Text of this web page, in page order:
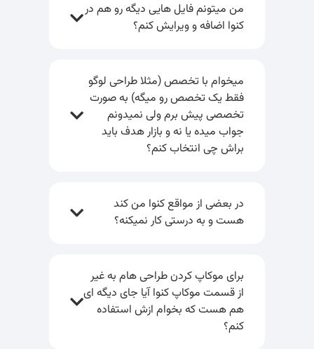
من میتونم فایل هایی دیگه رو هم در
کنوا اضافه و ویرایش کنم؟
میخوام با تخصص (مثلا طراحی لوگو
فقط یک تخصص رو میگه) به صورت
تخصصی پیش برم ولی نمیدونم
جواب میده یا نه و بازار هدف باید
براش چی انتخاب کنم؟
در بعضی از مواقع کنوا من کند
هست و به درستی کار نمیکنه؟
برای موکاپ کردن طراحی هام به غیر
از قسمت موکاپ کنوا آیا جای دیگه ای
هم هست که بخوام ازش استفاده
کنم؟